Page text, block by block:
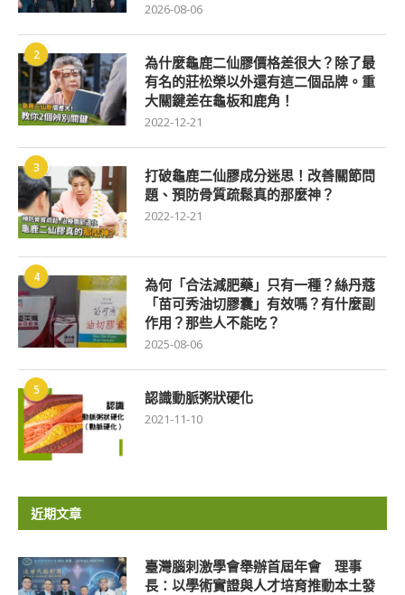
2026-08-06
2
為什麼龜鹿二仙膠價格差很大？除了最
有名的莊松榮以外還有這二個品牌。重
大關鍵差在龜板和鹿角！
2022-12-21
3
打破龜鹿二仙膠成分迷思！改善關節問
題、預防骨質疏鬆真的那麼神？
2022-12-21
4
為何「合法減肥藥」只有一種？絲丹蔻
「苗可秀油切膠囊」有效嗎？有什麼副
作用？那些人不能吃？
2025-08-06
5 認識動脈粥狀硬化
2021-11-10
近期文章
臺灣腦刺激學會舉辦首屆年會 理事
長：以學術實證與人才培育推動本土發